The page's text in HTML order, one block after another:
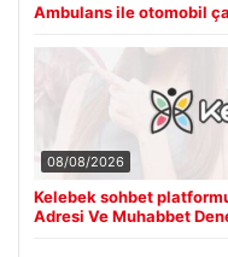
Ambulans ile otomobil
08/08/2026
Kelebek sohbet
Adresi Ve Muhabbet